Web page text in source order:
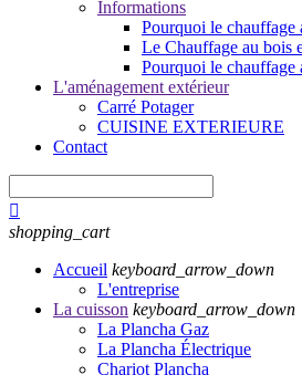
Informations
Pourquoi le chauffage
Le Chauffage au bois
Pourquoi le chauffage
L'aménagement extérieur
Carré Potager
CUISINE EXTERIEURE
Contact

shopping_cart
Accueil keyboard_arrow_down
L'entreprise
La cuisson keyboard_arrow_down
La Plancha Gaz
La Plancha Électrique
Chariot Plancha